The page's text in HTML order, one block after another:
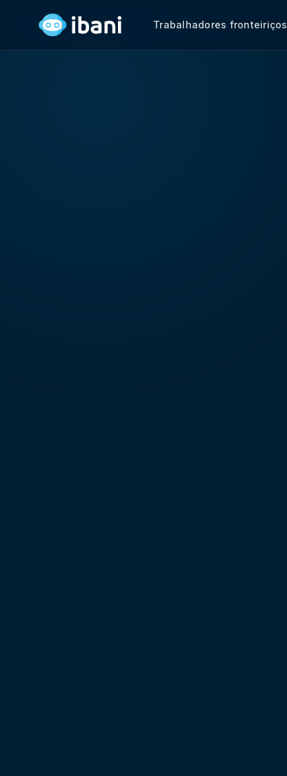
Trabalhadores fronteiriços